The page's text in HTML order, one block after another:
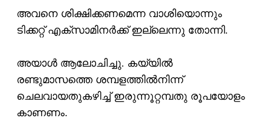
അവനെ ശിക്ഷിക്കണമെന്ന വാശിയൊന്നും
ടിക്കറ്റ് എക്‌സാമിനര്‍ക്ക് ഇല്ലെന്നു തോന്നി.
അയാള്‍ ആലോചിച്ചു. കയ്യില്‍
രണ്ടുമാസത്തെ ശമ്പളത്തില്‍നിന്ന്
ചെലവായതുകഴിച്ച് ഇരുന്നൂറ്റമ്പതു രൂപയോളം
കാണണം.